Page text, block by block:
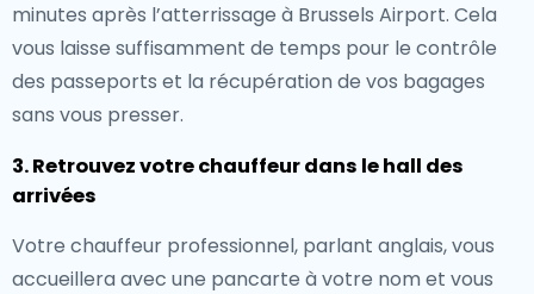
minutes après l’atterrissage à Brussels Airport. Cela
vous laisse suffisamment de temps pour le contrôle
des passeports et la récupération de vos bagages
sans vous presser.
3. Retrouvez votre chauffeur dans le hall des
arrivées
Votre chauffeur professionnel, parlant anglais, vous
accueillera avec une pancarte à votre nom et vous